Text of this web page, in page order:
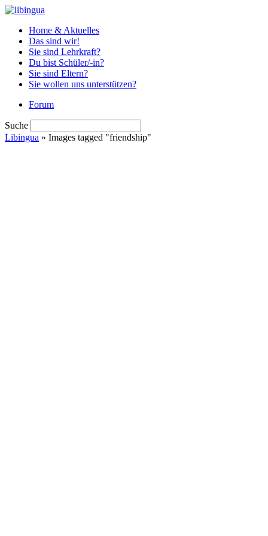
Home & Aktuelles
Das sind wir!
Sie sind Lehrkraft?
Du bist Schüler/-in?
Sie sind Eltern?
Sie wollen uns unterstützen?
Forum
Suche
Libingua » Images tagged "friendship"